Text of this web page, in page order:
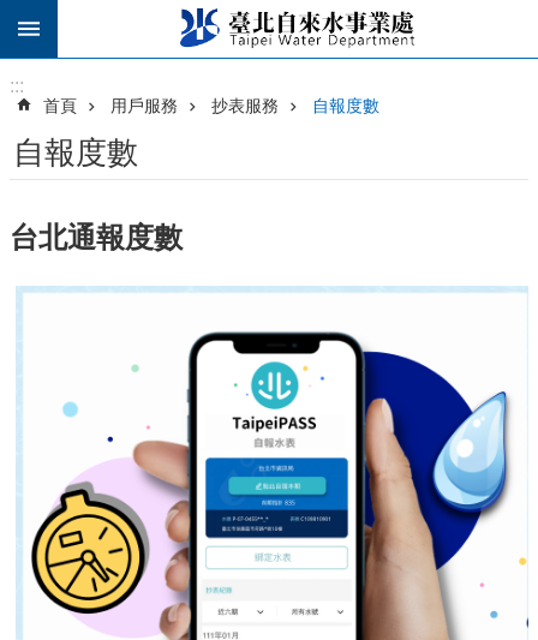
跳到主要內容區塊
:::
首頁 用戶服務 抄表服務 自報度數
自報度數
台北通報度數